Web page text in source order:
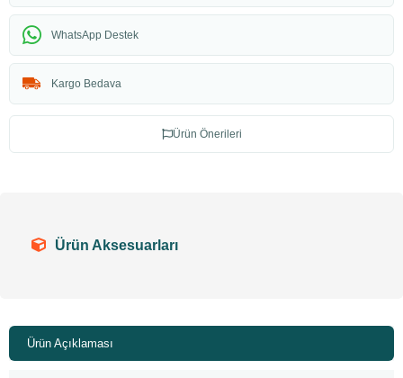
WhatsApp Destek
Kargo Bedava
Ürün Önerileri
Ürün Aksesuarları
Ürün Açıklaması